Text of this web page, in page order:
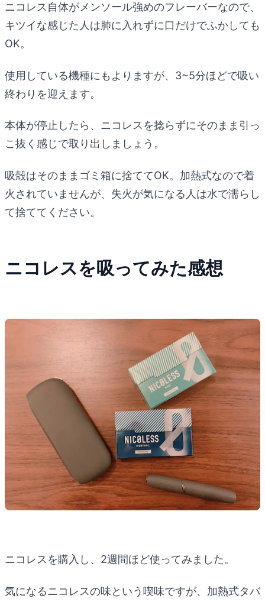
ニコレス自体がメンソール強めのフレーバーなので、
キツイな感じた人は肺に入れずに口だけでふかしても
OK。
使用している機種にもよりますが、3~5分ほどで吸い
終わりを迎えます。
本体が停止したら、ニコレスを捻らずにそのまま引っ
こ抜く感じで取り出しましょう。
吸殻はそのままゴミ箱に捨ててOK。加熱式なので着
火されていませんが、失火が気になる人は水で濡らし
て捨ててください。
ニコレスを吸ってみた感想
ニコレスを購入し、2週間ほど使ってみました。
気になるニコレスの味という喫味ですが、加熱式タバ